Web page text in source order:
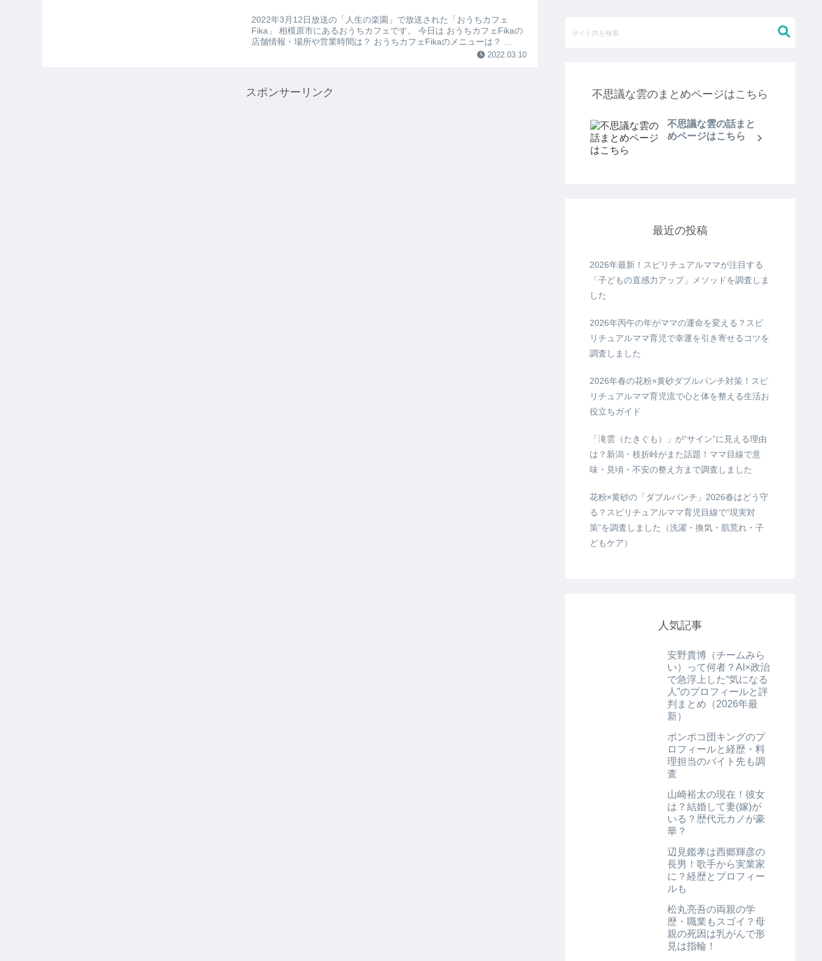
2022年3月12日放送の「人生の楽園」で放送された「おうちカフェ
Fika」 相模原市にあるおうちカフェです。 今日は おうちカフェFikaの
店舗情報・場所や営業時間は？ おうちカフェFikaのメニューは？ ...
2022.03.10
スポンサーリンク 不思議な雲のまとめページはこちら
不思議な雲の話まと
めページはこちら
最近の投稿
2026年最新！スピリチュアルママが注目する
「子どもの直感力アップ」メソッドを調査しま
した
2026年丙午の年がママの運命を変える？スピ
リチュアルママ育児で幸運を引き寄せるコツを
調査しました
2026年春の花粉×黄砂ダブルパンチ対策！スピ
リチュアルママ育児流で心と体を整える生活お
役立ちガイド
「滝雲（たきぐも）」が“サイン”に見える理由
は？新潟・枝折峠がまた話題！ママ目線で意
味・見頃・不安の整え方まで調査しました
花粉×黄砂の「ダブルパンチ」2026春はどう守
る？スピリチュアルママ育児目線で“現実対
策”を調査しました（洗濯・換気・肌荒れ・子
どもケア）
人気記事
安野貴博（チームみら
い）って何者？AI×政治
で急浮上した“気になる
人”のプロフィールと評
判まとめ（2026年最
新）
ポンポコ団キングのプ
ロフィールと経歴・料
理担当のバイト先も調
査
山崎裕太の現在！彼女
は？結婚して妻(嫁)が
いる？歴代元カノが豪
華？
辺見鑑孝は西郷輝彦の
長男！歌手から実業家
に？経歴とプロフィー
ルも
松丸亮吾の両親の学
歴・職業もスゴイ？母
親の死因は乳がんで形
見は指輪！